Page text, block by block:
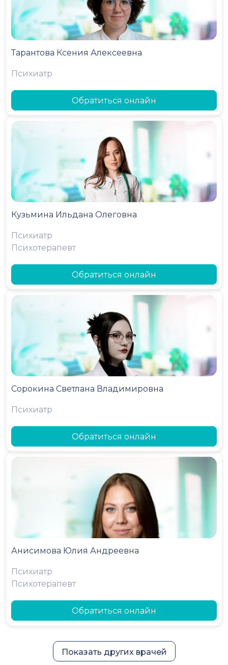
Тарантова Ксения Алексеевна
Психиатр
Обратиться онлайн
Кузьмина Ильдана Олеговна
Психиатр
Психотерапевт
Обратиться онлайн
Сорокина Светлана Владимировна
Психиатр
Обратиться онлайн
Анисимова Юлия Андреевна
Психиатр
Психотерапевт
Обратиться онлайн
Показать других врачей